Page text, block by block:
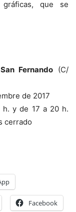
que se
Fernando (C/
de 2017
h. y de 17 a 20 h.
cerrado
Facebook